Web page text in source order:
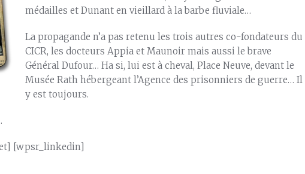
médailles et Dunant en vieillard à la barbe fluviale…
La propagande n’a pas retenu les trois autres co-fondateurs du
CICR, les docteurs Appia et Maunoir mais aussi le brave
Général Dufour… Ha si, lui est à cheval, Place Neuve, devant le
Musée Rath hébergeant l’Agence des prisonniers de guerre… Il
y est toujours.
[wpsr_linkedin]